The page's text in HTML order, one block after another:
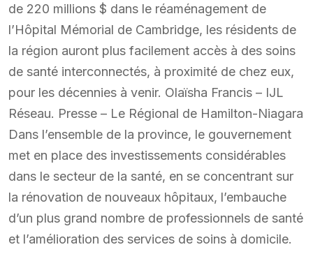
de 220 millions $ dans le réaménagement de
l’Hôpital Mémorial de Cambridge, les résidents de
la région auront plus facilement accès à des soins
de santé interconnectés, à proximité de chez eux,
pour les décennies à venir. Olaïsha Francis – IJL
Réseau. Presse – Le Régional de Hamilton-Niagara
Dans l’ensemble de la province, le gouvernement
met en place des investissements considérables
dans le secteur de la santé, en se concentrant sur
la rénovation de nouveaux hôpitaux, l’embauche
d’un plus grand nombre de professionnels de santé
et l’amélioration des services de soins à domicile.